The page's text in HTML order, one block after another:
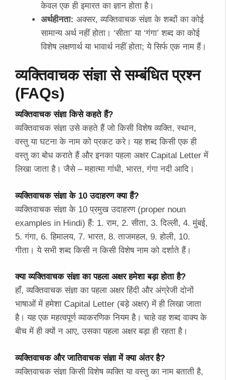
केवल एक ही इमारत का ज्ञान होता है।
अर्थहीनता: अक्सर, व्यक्तिवाचक संज्ञा के शब्दों का कोई
सामान्य अर्थ नहीं होता। ‘सीता’ या ‘गंगा’ शब्द का कोई
विशेष लक्षणार्थ या भावार्थ नहीं होता; ये सिर्फ एक नाम हैं।
व्यक्तिवाचक संज्ञा से सम्बंधित प्रश्न
(FAQs)
व्यक्तिवाचक संज्ञा किसे कहते हैं?
व्यक्तिवाचक संज्ञा उसे कहते हैं जो किसी विशेष व्यक्ति, स्थान,
वस्तु या घटना के नाम को प्रकट करे। यह शब्द किसी एक ही
वस्तु का बोध कराते हैं और इनका पहला अक्षर Capital Letter में
लिखा जाता है। जैसे – महात्मा गांधी, भारत, गंगा नदी आदि।
व्यक्तिवाचक संज्ञा के 10 उदाहरण क्या हैं?
व्यक्तिवाचक संज्ञा के 10 प्रमुख उदाहरण (proper noun
examples in Hindi) हैं: 1. राम, 2. सीता, 3. दिल्ली, 4. मुंबई,
5. गंगा, 6. हिमालय, 7. भारत, 8. ताजमहल, 9. होली, 10.
गीता। ये सभी शब्द किसी न किसी विशेष नाम को दर्शाते हैं।
क्या व्यक्तिवाचक संज्ञा का पहला अक्षर हमेशा बड़ा होता है?
हाँ, व्यक्तिवाचक संज्ञा का पहला अक्षर हिंदी और अंग्रेजी दोनों
भाषाओं में हमेशा Capital Letter (बड़े अक्षर) में ही लिखा जाता
है। यह एक महत्वपूर्ण व्याकरणिक नियम है। चाहे वह शब्द वाक्य के
बीच में ही क्यों न आए, उसका पहला अक्षर बड़ा ही रहता है।
व्यक्तिवाचक और जातिवाचक संज्ञा में क्या अंतर है?
व्यक्तिवाचक संज्ञा किसी विशेष व्यक्ति या वस्तु का नाम बताती है,